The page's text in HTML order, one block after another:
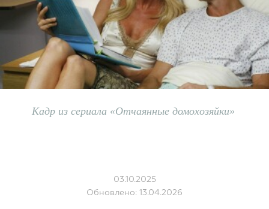
Кадр из сериала «Отчаянные домохозяйки»
03.10.2025
Обновлено: 13.04.2026